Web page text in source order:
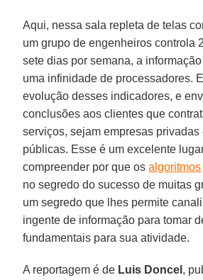
Aqui, nessa sala repleta de telas
um grupo de engenheiros controla
sete dias por semana, a
uma infinidade de processadores.
evolução desses indicadores, e
conclusões aos clientes que
serviços, sejam empresas
públicas. Esse é um excelente
compreender por que osalgoritmos
no segredo do sucesso de muitas
um segredo que lhes permite
ingente de informação para tomar
fundamentais para sua atividade.
A reportagem é de Luis Doncel ,